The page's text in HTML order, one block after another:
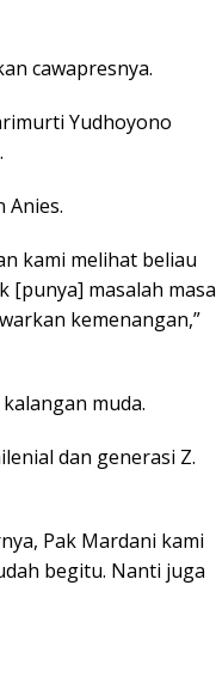
cawapresnya.
Yudhoyono
Anies.
kami melihat beliau
[punya] masalah masa
kemenangan,”
muda.
dan generasi Z.
Pak Mardani kami
begitu. Nanti juga